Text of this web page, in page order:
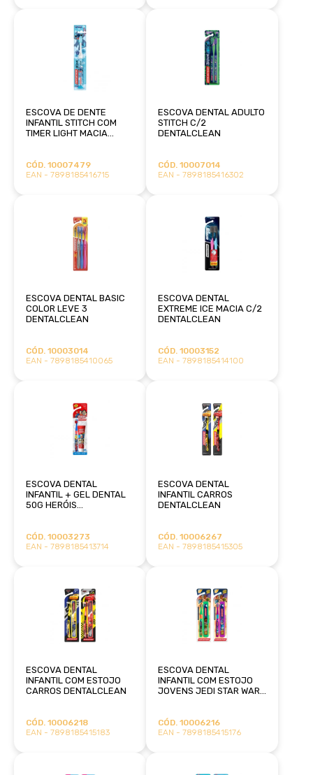
ESCOVA DE DENTE
INFANTIL STITCH COM
TIMER LIGHT MACIA
CÓD. 10007479
EAN - 7898185416715
ESCOVA DENTAL ADULTO
STITCH C/2
DENTALCLEAN
CÓD. 10007014
EAN - 7898185416302
ESCOVA DENTAL BASIC
COLOR LEVE 3
DENTALCLEAN
CÓD. 10003014
EAN - 7898185410065
ESCOVA DENTAL
EXTREME ICE MACIA C/2
DENTALCLEAN
CÓD. 10003152
EAN - 7898185414100
ESCOVA DENTAL
INFANTIL + GEL DENTAL
50G HERÓIS
CÓD. 10003273
EAN - 7898185413714
ESCOVA DENTAL
INFANTIL CARROS
DENTALCLEAN
CÓD. 10006267
EAN - 7898185415305
ESCOVA DENTAL
INFANTIL COM ESTOJO
CARROS DENTALCLEAN
CÓD. 10006218
EAN - 7898185415183
ESCOVA DENTAL
INFANTIL COM ESTOJO
JOVENS JEDI STAR WARS
CÓD. 10006216
EAN - 7898185415176